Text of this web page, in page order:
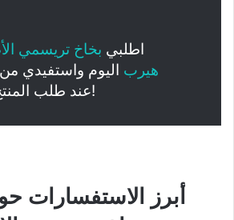
اطلبي بخاخ تريسمي
هيرب اليوم واستفيدي
SDH595 عند طلب المنتج!
أبرز الاستفسارات